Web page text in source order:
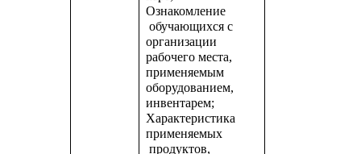
Ознакомление
обучающихся с
организации
рабочего места,
применяемым
оборудованием,
инвентарем;
Характеристика
применяемых
продуктов,